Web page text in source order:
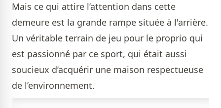
Mais ce qui attire l’attention dans cette
demeure est la grande rampe située à l'arrière.
Un véritable terrain de jeu pour le proprio qui
est passionné par ce sport, qui était aussi
soucieux d’acquérir une maison respectueuse
de l’environnement.